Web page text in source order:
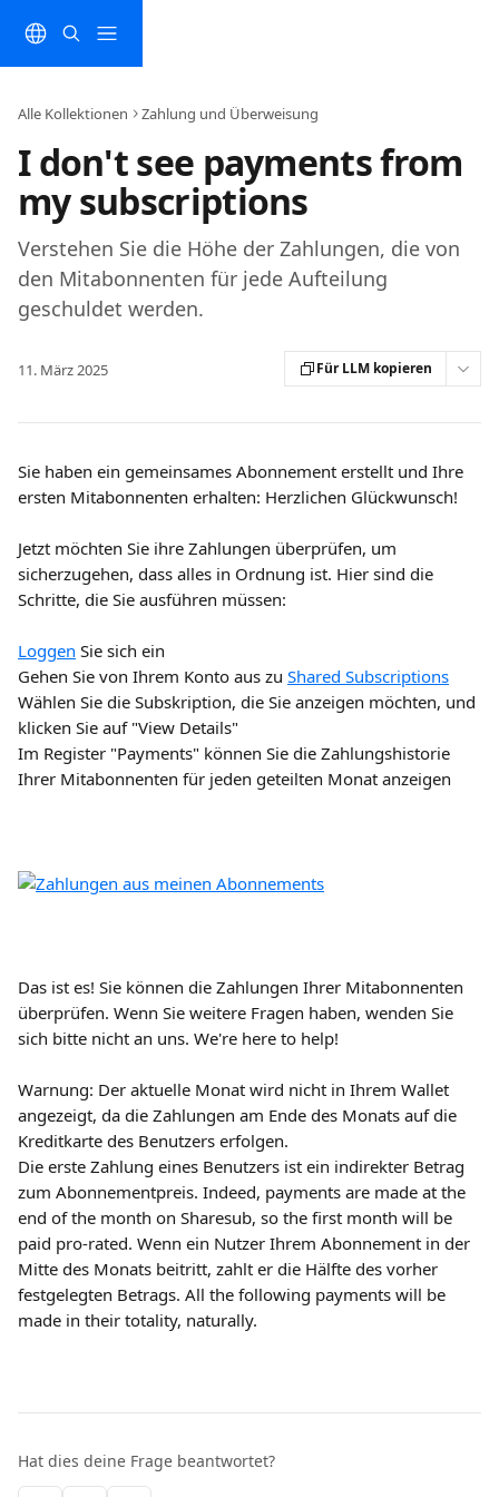
Alle Kollektionen Zahlung und Überweisung
I don't see payments from
my subscriptions
Verstehen Sie die Höhe der Zahlungen, die von
den Mitabonnenten für jede Aufteilung
geschuldet werden.
11. März 2025 Für LLM kopieren
Sie haben ein gemeinsames Abonnement erstellt und Ihre
ersten Mitabonnenten erhalten: Herzlichen Glückwunsch!
Jetzt möchten Sie ihre Zahlungen überprüfen, um
sicherzugehen, dass alles in Ordnung ist. Hier sind die
Schritte, die Sie ausführen müssen:
Loggen Sie sich ein
Gehen Sie von Ihrem Konto aus zu Shared Subscriptions
Wählen Sie die Subskription, die Sie anzeigen möchten, und
klicken Sie auf "View Details"
Im Register "Payments" können Sie die Zahlungshistorie
Ihrer Mitabonnenten für jeden geteilten Monat anzeigen
Das ist es! Sie können die Zahlungen Ihrer Mitabonnenten
überprüfen. Wenn Sie weitere Fragen haben, wenden Sie
sich bitte nicht an uns. We're here to help!
Warnung: Der aktuelle Monat wird nicht in Ihrem Wallet
angezeigt, da die Zahlungen am Ende des Monats auf die
Kreditkarte des Benutzers erfolgen.
Die erste Zahlung eines Benutzers ist ein indirekter Betrag
zum Abonnementpreis. Indeed, payments are made at the
end of the month on Sharesub, so the first month will be
paid pro-rated. Wenn ein Nutzer Ihrem Abonnement in der
Mitte des Monats beitritt, zahlt er die Hälfte des vorher
festgelegten Betrags. All the following payments will be
made in their totality, naturally.
Hat dies deine Frage beantwortet?